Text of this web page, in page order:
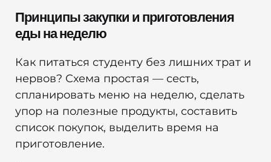
Принципы закупки и приготовления
еды на неделю
Как питаться студенту без лишних трат и
нервов? Схема простая — сесть,
спланировать меню на неделю, сделать
упор на полезные продукты, составить
список покупок, выделить время на
приготовление.